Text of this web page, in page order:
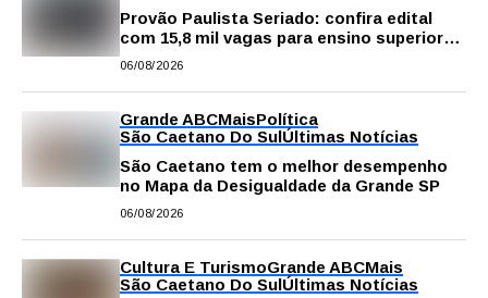
Provão Paulista Seriado: confira edital
com 15,8 mil vagas para ensino superior
público
06/08/2026
Grande ABCMaisPolítica
São Caetano Do SulÚltimas Notícias
São Caetano tem o melhor desempenho
no Mapa da Desigualdade da Grande SP
06/08/2026
Cultura E TurismoGrande ABCMais
São Caetano Do SulÚltimas Notícias